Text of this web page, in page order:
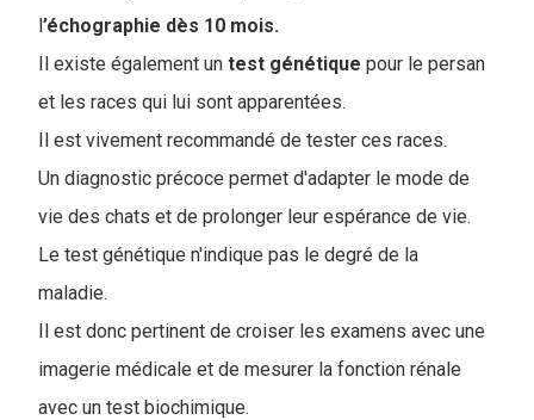
l’échographie dès 10 mois.
Il existe également un test génétique pour le persan
et les races qui lui sont apparentées.
Il est vivement recommandé de tester ces races.
Un diagnostic précoce permet d'adapter le mode de
vie des chats et de prolonger leur espérance de vie.
Le test génétique n'indique pas le degré de la
maladie.
Il est donc pertinent de croiser les examens avec une
imagerie médicale et de mesurer la fonction rénale
avec un test biochimique.